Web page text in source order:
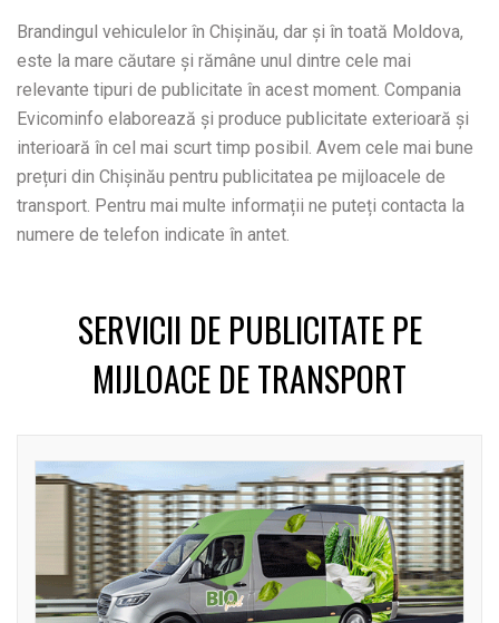
Brandingul vehiculelor în Chișinău, dar și în toată Moldova,
este la mare căutare și rămâne unul dintre cele mai
relevante tipuri de publicitate în acest moment. Compania
Evicominfo elaborează și produce publicitate exterioară și
interioară în cel mai scurt timp posibil. Avem cele mai bune
prețuri din Chișinău pentru publicitatea pe mijloacele de
transport. Pentru mai multe informații ne puteți contacta la
numere de telefon indicate în antet.
SERVICII DE PUBLICITATE PE
MIJLOACE DE TRANSPORT